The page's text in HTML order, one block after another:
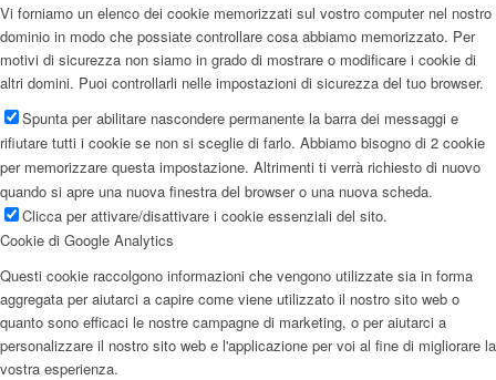
Vi forniamo un elenco dei cookie memorizzati sul vostro computer nel nostro
dominio in modo che possiate controllare cosa abbiamo memorizzato. Per
motivi di sicurezza non siamo in grado di mostrare o modificare i cookie di
altri domini. Puoi controllarli nelle impostazioni di sicurezza del tuo browser.
Spunta per abilitare nascondere permanente la barra dei messaggi e
rifiutare tutti i cookie se non si sceglie di farlo. Abbiamo bisogno di 2 cookie
per memorizzare questa impostazione. Altrimenti ti verrà richiesto di nuovo
quando si apre una nuova finestra del browser o una nuova scheda.
Clicca per attivare/disattivare i cookie essenziali del sito.
Cookie di Google Analytics
Questi cookie raccolgono informazioni che vengono utilizzate sia in forma
aggregata per aiutarci a capire come viene utilizzato il nostro sito web o
quanto sono efficaci le nostre campagne di marketing, o per aiutarci a
personalizzare il nostro sito web e l'applicazione per voi al fine di migliorare la
vostra esperienza.